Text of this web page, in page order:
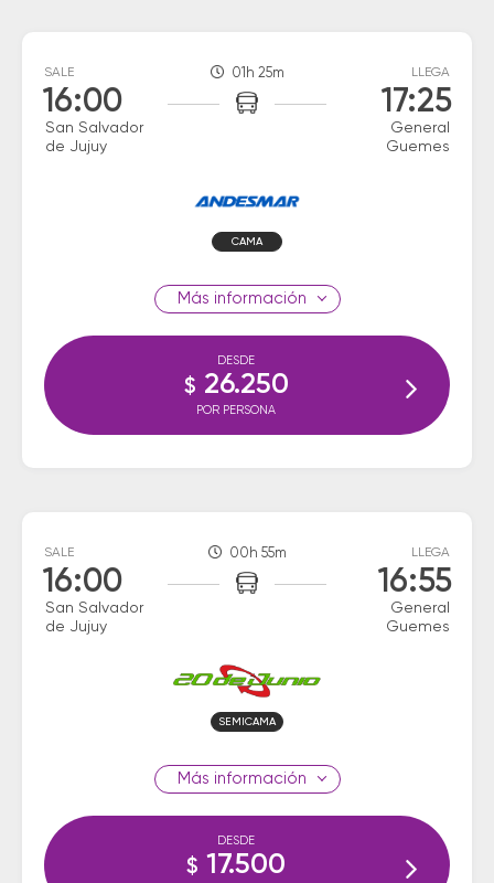
SALE
16:00
San Salvador
de Jujuy
01h 25m LLEGA
17:25
General
Guemes
CAMA
información
DESDE
$ 26.250
POR PERSONA
SALE
16:00
San Salvador
de Jujuy
00h 55m LLEGA
16:55
General
Guemes
SEMICAMA
información
DESDE
$ 17.500